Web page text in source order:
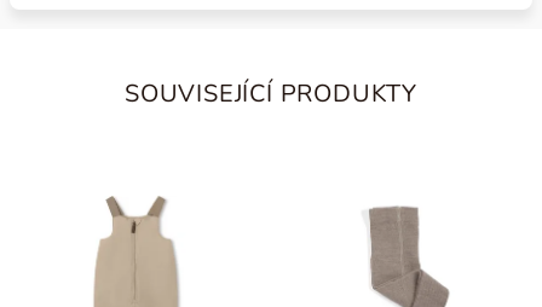
SOUVISEJÍCÍ PRODUKTY